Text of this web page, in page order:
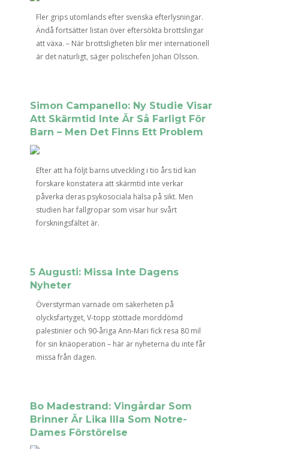
Fler grips utomlands efter svenska efterlysningar.
Ändå fortsätter listan över eftersökta brottslingar
att växa. – När brottsligheten blir mer internationell
är det naturligt, säger polischefen Johan Olsson.
Simon Campanello: Ny Studie Visar
Att Skärmtid Inte Är Så Farligt För
Barn – Men Det Finns Ett Problem
Efter att ha följt barns utveckling i tio års tid kan
forskare konstatera att skärmtid inte verkar
påverka deras psykosociala hälsa på sikt. Men
studien har fallgropar som visar hur svårt
forskningsfältet är.
5 Augusti: Missa Inte Dagens
Nyheter
Överstyrman varnade om säkerheten på
olycksfartyget, V-topp stöttade morddömd
palestinier och 90-åriga Ann-Mari fick resa 80 mil
för sin knäoperation – här är nyheterna du inte får
missa från dagen.
Bo Madestrand: Vingårdar Som
Brinner Är Lika Illa Som Notre-
Dames Förstörelse